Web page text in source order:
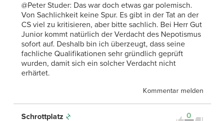
@Peter Studer: Das war doch etwas gar polemisch.
Von Sachlichkeit keine Spur. Es gibt in der Tat an der
CS viel zu kritisieren, aber bitte sachlich. Bei Herr Gut
Junior kommt natürlich der Verdacht des Nepotismus
sofort auf. Deshalb bin ich überzeugt, dass seine
fachliche Qualifikationen sehr gründlich geprüft
wurden, damit sich ein solcher Verdacht nicht
erhärtet.
Kommentar melden
0
Schrottplatz